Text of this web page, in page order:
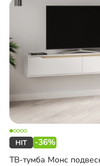
-36%
ТВ-тумба Монс